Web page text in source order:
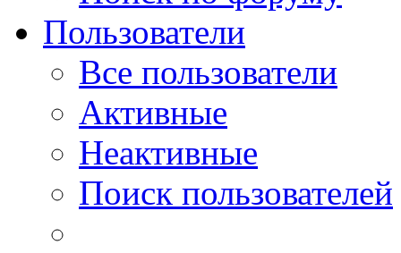
Пользователи
Все пользователи
Активные
Неактивные
Поиск пользователей